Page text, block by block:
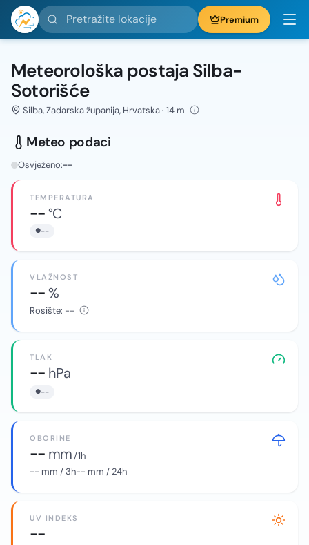
Pretražite lokacije Premium
Meteorološka postaja Silba-
Sotorišće
Silba, Zadarska županija, Hrvatska · 14 m
Meteo podaci
Osvježeno:--
TEMPERATURA
--°C
--
VLAŽNOST
--%
Rosište: --
TLAK
-- hPa
--
OBORINE
-- mm/ 1h
-- mm / 3h-- mm / 24h
UV INDEKS
--